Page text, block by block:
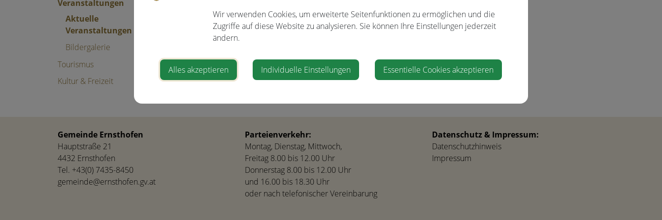
Veranstaltungen
Aktuelle
Veranstaltungen
Bildergalerie
Tourismus
Kultur & Freizeit
Veranstaltungsort
Pfarrkirche
Veranstalter
Gemeinde Ernsthofen
Hauptstraße 21
4432 Ernsthofen
Tel. +43(0) 7435-8450
gemeinde@ernsthofen.gv.at
Parteienverkehr:
Montag, Dienstag, Mittwoch,
Freitag 8.00 bis 12.00 Uhr
Donnerstag 8.00 bis 12.00 Uhr
und 16.00 bis 18.30 Uhr
oder nach telefonischer Vereinbarung
Datenschutz & Impressum:
Datenschutzhinweis
Impressum
Wir verwenden Cookies, um erweiterte Seitenfunktionen zu ermöglichen und die
Zugriffe auf diese Website zu analysieren. Sie können Ihre Einstellungen jederzeit
ändern.
Alles akzeptieren Individuelle Einstellungen Essentielle Cookies akzeptieren